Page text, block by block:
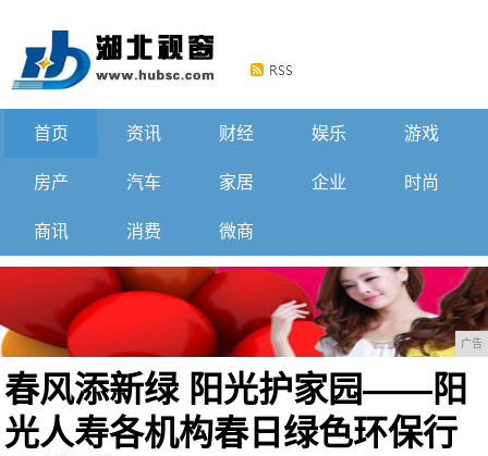
首页 资讯 财经 娱乐 游戏
房产 汽车 家居 企业 时尚
商讯 消费 微商
广告
春风添新绿 阳光护家园——阳
光人寿各机构春日绿色环保行